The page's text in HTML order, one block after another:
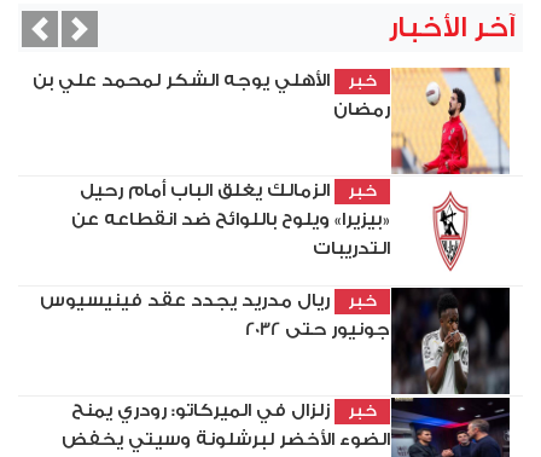
آخر الأخبار
خبر
الأهلي يوجه الشكر لمحمد علي بن
رمضان
خبر
الزمالك يغلق الباب أمام رحيل
«بيزيرا» ويلوح باللوائح ضد انقطاعه عن
التدريبات
خبر
ريال مدريد يجدد عقد فينيسيوس
جونيور حتى 2032
خبر
زلزال في الميركاتو: رودري يمنح
الضوء الأخضر لبرشلونة وسيتي يخفض
Next